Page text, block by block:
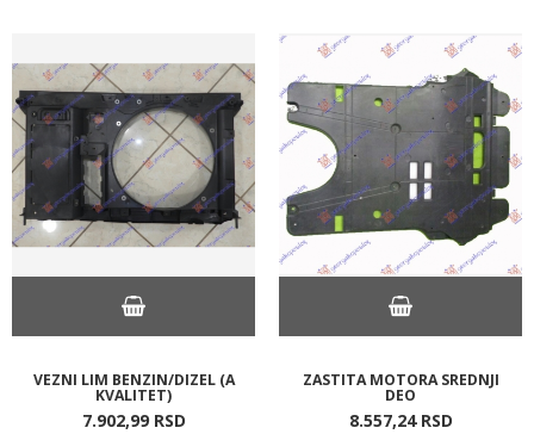
VEZNI LIM BENZIN/DIZEL (A
KVALITET)
7.902,99 RSD
ZASTITA MOTORA SREDNJI
DEO
8.557,24 RSD